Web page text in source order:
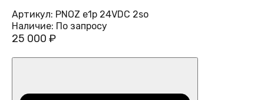
Артикул: PNOZ e1p 24VDC 2so
Наличие: По запросу
25 000 ₽